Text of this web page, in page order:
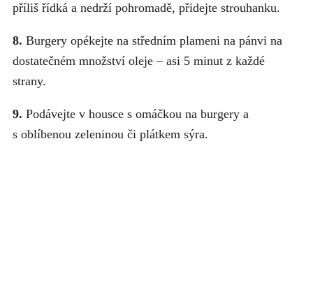
příliš řídká a nedrží pohromadě, přidejte strouhanku.
8. Burgery opékejte na středním plameni na pánvi na
dostatečném množství oleje – asi 5 minut z každé
strany.
9. Podávejte v housce s omáčkou na burgery a
s oblíbenou zeleninou či plátkem sýra.